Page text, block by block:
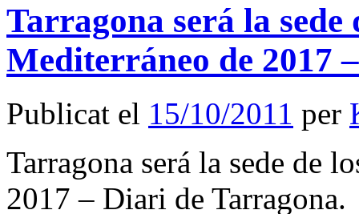
Tarragona será la sede
Mediterráneo de 2017
Publicat el 15/10/2011 per
Tarragona será la sede de
2017 – Diari de Tarragona.